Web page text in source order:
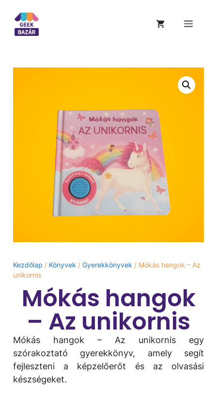
Kezdőlap / Könyvek / Gyerekkönyvek / Mókás hangok – Az
unikornis
Mókás hangok
– Az unikornis
Mókás hangok – Az unikornis egy
szórakoztató gyerekkönyv, amely segít
fejleszteni a képzelőerőt és az olvasási
készségeket.